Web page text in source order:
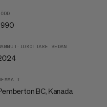
IDROTTARE SEDAN
I
BC, Kanada